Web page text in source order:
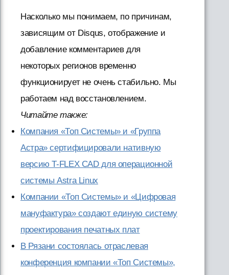
Насколько мы понимаем, по причинам,
зависящим от Disqus, отображение и
добавление комментариев для
некоторых регионов временно
функционирует не очень стабильно. Мы
работаем над восстановлением.
Читайте также:
Компания «Топ Системы» и «Группа
Астра» сертифицировали нативную
версию T-FLEX CAD для операционной
системы Astra Linux
Компании «Топ Системы» и «Цифровая
мануфактура» создают единую систему
проектирования печатных плат
В Рязани состоялась отраслевая
конференция компании «Топ Системы»,